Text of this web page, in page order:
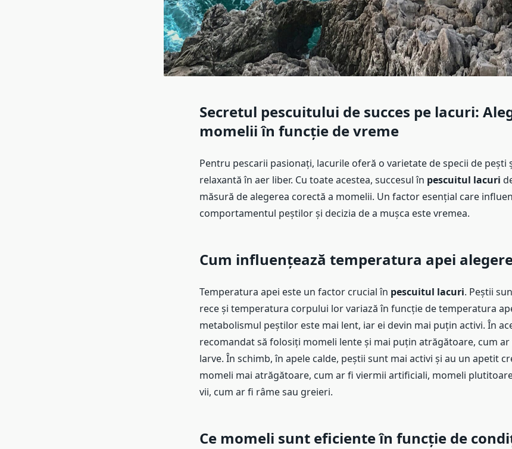
Secretul pescuitului de succes pe lacuri:
momelii în funcție de vreme
Pentru pescarii pasionați, lacurile oferă o varietate de specii de pești
relaxantă în aer liber. Cu toate acestea, succesul în pescuitul lacuri
măsură de alegerea corectă a momelii. Un factor esențial care
comportamentul peștilor și decizia de a mușca este vremea.
Cum influențează temperatura apei
Temperatura apei este un factor crucial în pescuitul lacuri. Peștii
rece și temperatura corpului lor variază în funcție de temperatura
metabolismul peștilor este mai lent, iar ei devin mai puțin activi. În
recomandat să folosiți momeli lente și mai puțin atrăgătoare, cum
larve. În schimb, în apele calde, peștii sunt mai activi și au un apetit
momeli mai atrăgătoare, cum ar fi viermii artificiali, momeli
vii, cum ar fi râme sau greieri.
Ce momeli sunt eficiente în funcție de